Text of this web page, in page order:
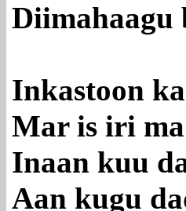
Diimahaagu
Inkastoon
Mar is iri ma
Inaan kuu
Aan kugu